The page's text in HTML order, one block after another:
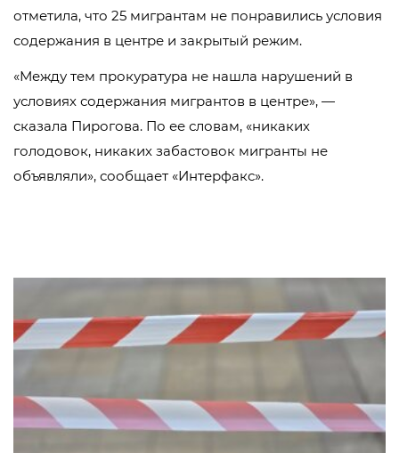
отметила, что 25 мигрантам не понравились условия
содержания в центре и закрытый режим.
«Между тем прокуратура не нашла нарушений в
условиях содержания мигрантов в центре», —
сказала Пирогова. По ее словам, «никаких
голодовок, никаких забастовок мигранты не
объявляли», сообщает «Интерфакс».